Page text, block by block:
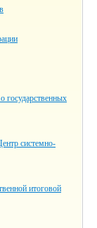
государственных
системно-
итоговой